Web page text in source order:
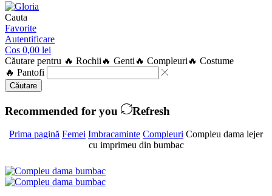
Cauta
Favorite
Autentificare
Cos 0,00 lei
Căutare pentru 🔥 Rochii 🔥 Genti 🔥 Compleuri 🔥 Costume
🔥 Pantofi
Căutare
Recommended for you Refresh
Prima pagină Femei Imbracaminte Compleuri Compleu dama lejer
cu imprimeu din bumbac